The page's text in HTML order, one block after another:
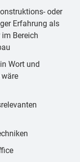
oder
Erfahrung als
Bereich
Wort und